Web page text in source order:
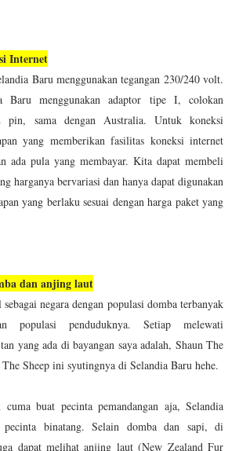
Internet
Baru menggunakan tegangan 230/240 volt.
Baru menggunakan adaptor tipe I, colokan
pin, sama dengan Australia. Untuk koneksi
yang memberikan fasilitas koneksi internet
ada pula yang membayar. Kita dapat membeli
harganya bervariasi dan hanya dapat digunakan
yang berlaku sesuai dengan harga paket yang
dan anjing laut
negara dengan populasi domba terbanyak
populasi penduduknya. Setiap melewati
yang ada di bayangan saya adalah, Shaun The
Sheep ini syutingnya di Selandia Baru hehe.
buat pecinta pemandangan aja, Selandia
binatang. Selain domba dan sapi, di
dapat melihat anjing laut (New Zealand Fur